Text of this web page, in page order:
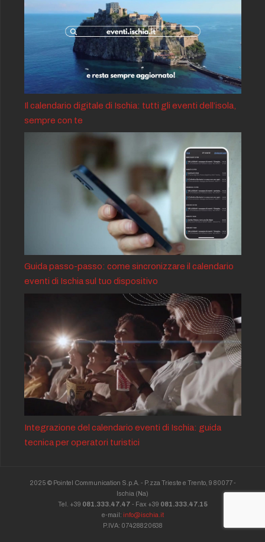
Il calendario digitale di Ischia: tutti gli eventi dell’isola,
sempre con te
Guida passo-passo: come sincronizzare il calendario
eventi di Ischia sul tuo dispositivo
Integrazione del calendario eventi di Ischia: guida
tecnica per operatori turistici
2025 © Pointel Communication S.p.A. - P.zza Trieste e Trento, 9 80077 -
Ischia (Na)
Tel. +39 081.333.47.47 - Fax +39 081.333.47.15
e-mail: info@ischia.it
P.IVA: 07428820638